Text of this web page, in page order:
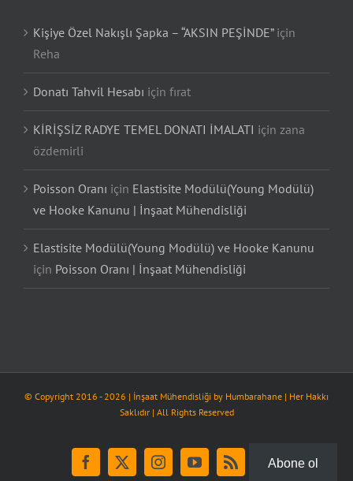
Kişiye Özel Nakışlı Şapka – “AKSIN PEŞİNDE”için
Reha
Donatı Tahvil Hesabı için fırat
KİRİŞSİZ RADYE TEMEL DONATI İMALATI için zana
özdemirli
Poisson Oranı için Elastisite Modülü(Young Modülü)
ve Hooke Kanunu | İnşaat Mühendisliği
Elastisite Modülü(Young Modülü) ve Hooke Kanunu
için Poisson Oranı | İnşaat Mühendisliği
© Copyright 2016 -2026 | İnşaat Mühendisliği by Humbarahane | Her Hakkı
Saklıdır | All Rights Reserved
Facebook
X InstagramYouTubeRss Tiktok
Abone ol